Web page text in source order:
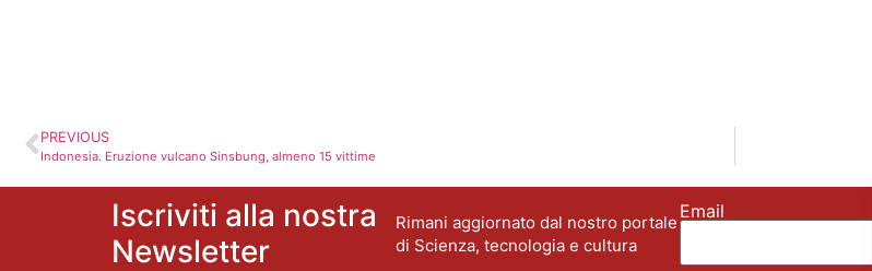
PREVIOUS
Indonesia. Eruzione vulcano Sinsbung, almeno 15 vittime
Iscriviti alla nostra
Newsletter
Rimani aggiornato dal nostro portale
di Scienza, tecnologia e cultura
Email